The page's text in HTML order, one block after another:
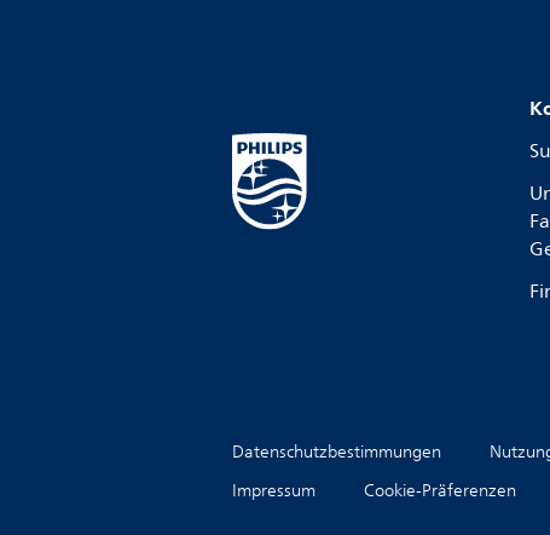
Datenschutzbestimmungen
Impressum
Cookie-Präferenzen